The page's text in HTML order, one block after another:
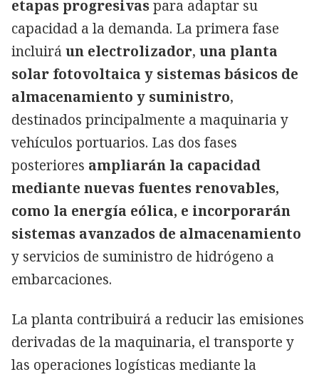
etapas progresivaspara adaptar su
capacidad a la demanda. La primera fase
incluirá un electrolizador, una planta
solar fotovoltaica y sistemas básicos de
almacenamiento y suministro,
destinados principalmente a maquinaria y
vehículos portuarios. Las dos fases
posteriores ampliarán la capacidad
mediante nuevas fuentes renovables,
como la energía eólica, e incorporarán
sistemas avanzados de almacenamiento
y servicios de suministro de hidrógeno a
embarcaciones.
La planta contribuirá a reducir las emisiones
derivadas de la maquinaria, el transporte y
las operaciones logísticas mediante la